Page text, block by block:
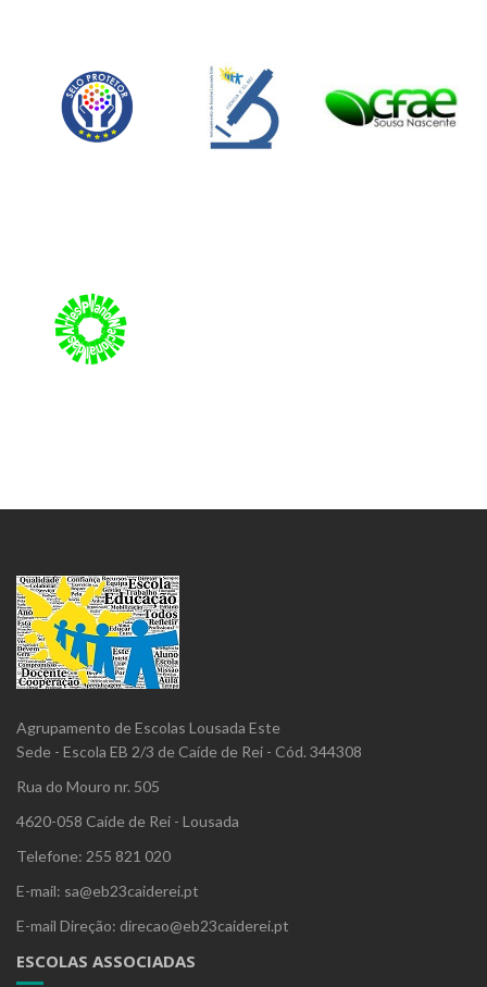
Agrupamento de Escolas Lousada Este
Sede - Escola EB 2/3 de Caíde de Rei - Cód. 344308
Rua do Mouro nr. 505
4620-058 Caíde de Rei - Lousada
Telefone: 255 821 020
E-mail: sa@eb23caiderei.pt
E-mail Direção: direcao@eb23caiderei.pt
ESCOLAS ASSOCIADAS